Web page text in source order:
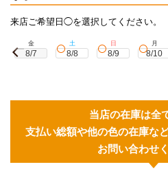
来店ご希望日◯を選択してください。
金
8/7
土
8/8
日
8/9
月
8/10
当店の在庫は全
支払い総額や他の色の在庫な
お問い合わせ